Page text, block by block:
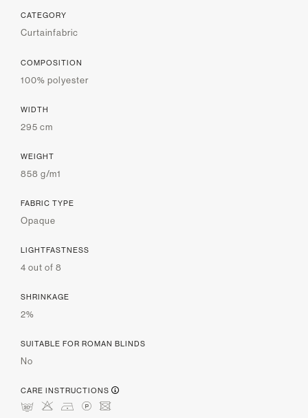
CATEGORY
Curtainfabric
COMPOSITION
100% polyester
WIDTH
295 cm
WEIGHT
858 g/m1
FABRIC TYPE
Opaque
LIGHTFASTNESS
4 out of 8
SHRINKAGE
2%
SUITABLE FOR ROMAN BLINDS
No
CARE INSTRUCTIONS
mHDLU